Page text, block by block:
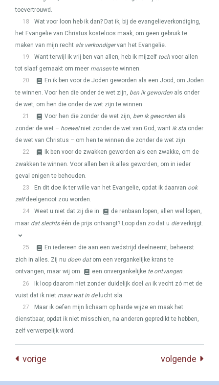
toevertrouwd.
18
Wat voor loon heb ik dan? Dat ik, bij de evangelieverkondiging,
het Evangelie van Christus kosteloos maak, om geen gebruik te
maken van mijn recht als verkondigervan het Evangelie.
19
Want terwijl ik vrij ben van allen, heb ik mijzelf toch voor allen
tot slaaf gemaakt om meer mensente winnen.
20
En ik ben voor de Joden geworden als een Jood, om Joden
te winnen. Voor hen die onder de wet zijn, ben ik geworden als onder
de wet, om hen die onder de wet zijn te winnen.
21
Voor hen die zonder de wet zijn, ben ik geworden als
zonder de wet – hoewelniet zonder de wet van God, want ik sta onder
de wet van Christus – om hen te winnen die zonder de wet zijn.
22
Ik ben voor de zwakken geworden als een zwakke, om de
zwakken te winnen. Voor allen ben ik alles geworden, om in ieder
geval enigen te behouden.
23
En dit doe ik ter wille van het Evangelie, opdat ik daarvan ook
zelfdeelgenoot zou worden.
24
Weet u niet dat zij die in
de renbaan lopen, allen wel lopen,
maar dat slechtséén de prijs ontvangt? Loop dan zo dat u dieverkrijgt.
25
En iedereen die aan een wedstrijd deelneemt, beheerst
zich in alles. Zij nu doen datom een vergankelijke krans te
ontvangen, maar wij om
een onvergankelijke te ontvangen.
26
Ik loop daarom niet zonder duidelijk doel en ik vecht zó met de
vuist dat ik niet maar wat in delucht sla.
27
Maar ik oefen mijn lichaam op harde wijze en maak het
dienstbaar, opdat ik niet misschien, na anderen gepredikt te hebben,
zelf verwerpelijk word.
vorige volgende